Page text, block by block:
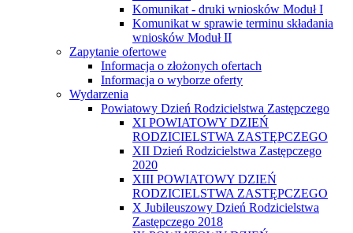
Komunikat - druki wniosków Moduł I
Komunikat w sprawie terminu składania
wniosków Moduł II
Zapytanie ofertowe
Informacja o złożonych ofertach
Informacja o wyborze oferty
Wydarzenia
Powiatowy Dzień Rodzicielstwa Zastępczego
XI POWIATOWY DZIEŃ
RODZICIELSTWA ZASTĘPCZEGO
XII Dzień Rodzicielstwa Zastępczego
2020
XIII POWIATOWY DZIEŃ
RODZICIELSTWA ZASTĘPCZEGO
X Jubileuszowy Dzień Rodzicielstwa
Zastępczego 2018